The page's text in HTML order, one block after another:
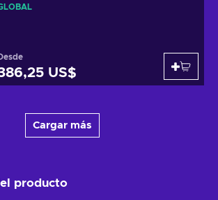
US$
Cargar más
producto